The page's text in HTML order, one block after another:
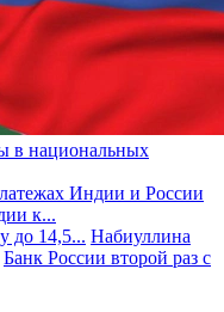
в национальных
Индии и России
к...
до 14,5... Набиуллина
Банк России второй раз с